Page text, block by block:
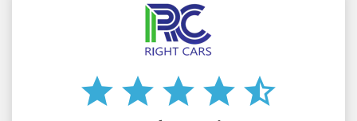
star star star star star_half